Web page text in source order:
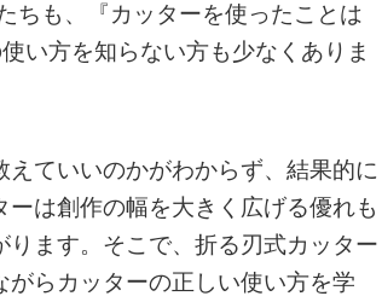
ちも、『カッターを使ったことは
い方を知らない方も少なくありま
ていいのかがわからず、結果的に
は創作の幅を大きく広げる優れも
ます。そこで、折る刃式カッター
らカッターの正しい使い方を学